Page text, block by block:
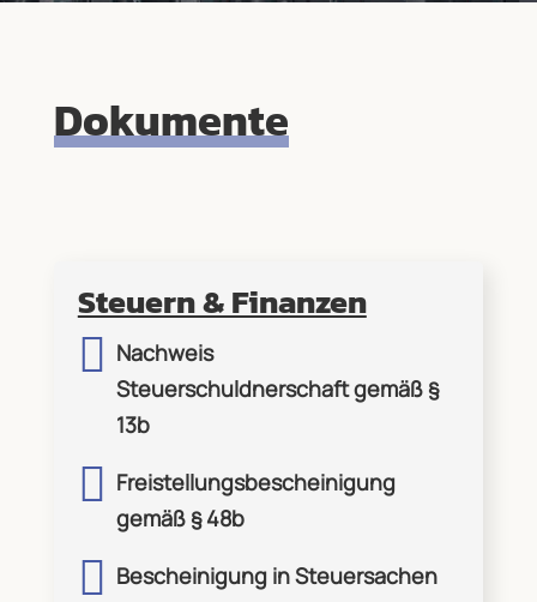
Dokumente
Steuern & Finanzen
 Nachweis
Steuerschuldnerschaft gemäß §
13b
 Freistellungsbescheinigung
gemäß § 48b
 Bescheinigung in Steuersachen